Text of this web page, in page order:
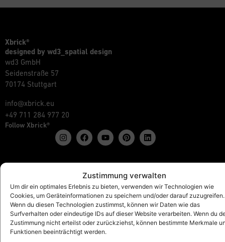
Zustimmung verwalten
Um dir ein optimales Erlebnis zu bieten, verwenden wir Technologien wie
Cookies, um Geräteinformationen zu speichern und/oder darauf zuzugreifen.
Wenn du diesen Technologien zustimmst, können wir Daten wie das
Surfverhalten oder eindeutige IDs auf dieser Website verarbeiten. Wenn du
Zustimmung nicht erteilst oder zurückziehst, können bestimmte Merkmale
Funktionen beeinträchtigt werden.
Xbrick®
designed by wd3_spatial design
wd3 GmbH
Seidenstraße 57
70174 Stuttgart
info@xbrick.eu
+49 711 284 977 20
Follow Xbrick®
Show all
Xbrick® The Original
Xbrick® accessories
Xbrick® sets